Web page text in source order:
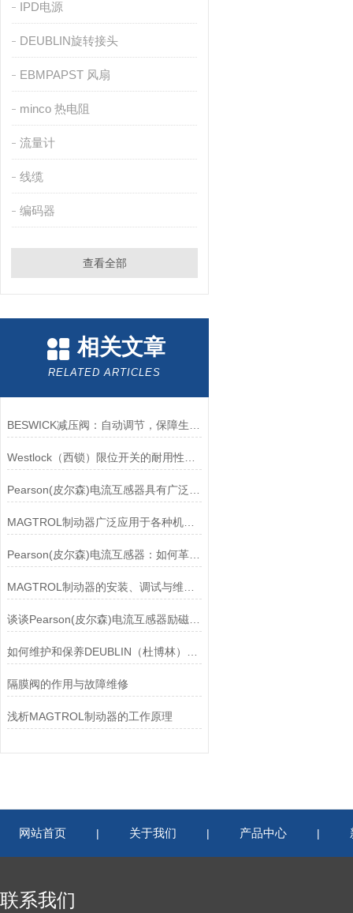
IPD电源
DEUBLIN旋转接头
EBMPAPST 风扇
minco 热电阻
流量计
线缆
编码器
查看全部
相关文章
RELATED ARTICLES
MAGTROL制动器广泛应用于各种机械设备和交通工具中
Pearson(皮尔森)电流互感器：如何革新电力监控？
谈谈Pearson(皮尔森)电流互感器励磁特性试验的目的
隔膜阀的作用与故障维修
浅析MAGTROL制动器的工作原理
网站首页 | 关于我们 | 产品中心 |
联系我们